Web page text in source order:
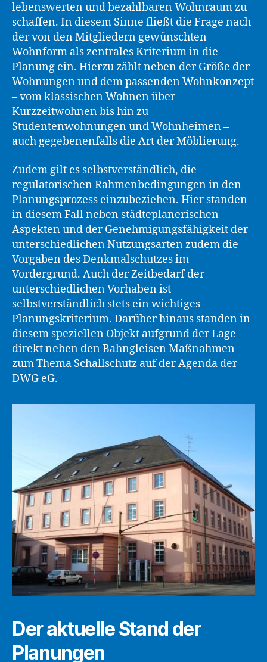
lebenswerten und bezahlbaren Wohnraum zu
schaffen. In diesem Sinne fließt die Frage nach
der von den Mitgliedern gewünschten
Wohnform als zentrales Kriterium in die
Planung ein. Hierzu zählt neben der Größe der
Wohnungen und dem passenden Wohnkonzept
– vom klassischen Wohnen über
Kurzzeitwohnen bis hin zu
Studentenwohnungen und Wohnheimen –
auch gegebenenfalls die Art der Möblierung.
Zudem gilt es selbstverständlich, die
regulatorischen Rahmenbedingungen in den
Planungsprozess einzubeziehen. Hier standen
in diesem Fall neben städteplanerischen
Aspekten und der Genehmigungsfähigkeit der
unterschiedlichen Nutzungsarten zudem die
Vorgaben des Denkmalschutzes im
Vordergrund. Auch der Zeitbedarf der
unterschiedlichen Vorhaben ist
selbstverständlich stets ein wichtiges
Planungskriterium. Darüber hinaus standen in
diesem speziellen Objekt aufgrund der Lage
direkt neben den Bahngleisen Maßnahmen
zum Thema Schallschutz auf der Agenda der
DWG eG.
Der aktuelle Stand der
Planungen